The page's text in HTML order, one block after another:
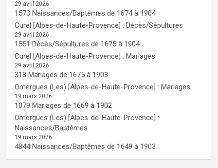
29 avril 2026
1573 Naissances/Baptêmes de 1674 à 1904
Curel [Alpes-de-Haute-Provence] : Décès/Sépultures
29 avril 2026
1551 Décès/Sépultures de 1675 à 1904
Curel [Alpes-de-Haute-Provence] : Mariages
29 avril 2026
318 Mariages de 1675 à 1903
Omergues (Les) [Alpes-de-Haute-Provence] : Mariages
19 mars 2026
1079 Mariages de 1669 à 1902
Omergues (Les) [Alpes-de-Haute-Provence] :
Naissances/Baptêmes
19 mars 2026
4844 Naissances/Baptêmes de 1649 à 1903